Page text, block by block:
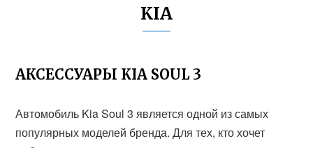
KIA
АКСЕССУАРЫ KIA SOUL 3
Автомобиль Kia Soul 3 является одной из самых
популярных моделей бренда. Для тех, кто хочет